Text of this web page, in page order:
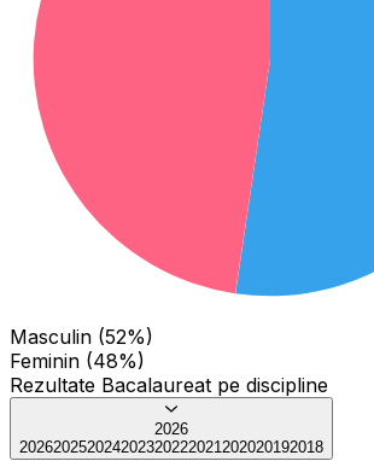
Masculin (52%)
Feminin (48%)
Rezultate Bacalaureat pe discipline
2026
202620252024202320222021 202020192018